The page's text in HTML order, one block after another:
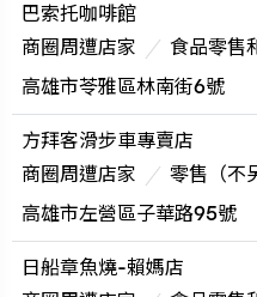
巴索托咖啡館
商圈周遭店家
食品零售
高雄市苓雅區林南街6號
方拜客滑步車專賣店
商圈周遭店家
零售（不
高雄市左營區子華路95號​
日船章魚燒-賴媽店